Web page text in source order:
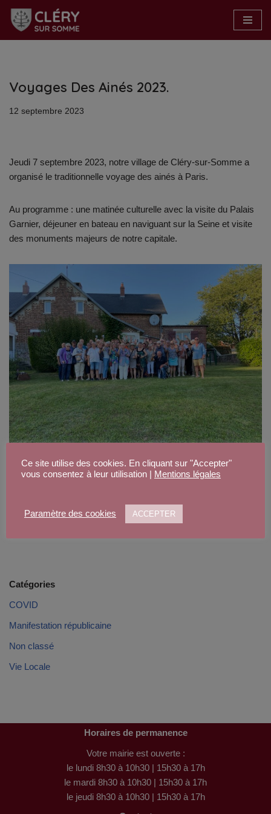
Aller
Voyages Des Ainés 2023.
12 septembre 2023
Jeudi 7 septembre 2023, notre village de Cléry-sur-Somme a
organisé le traditionnelle voyage des ainés à Paris.
Au programme : une matinée culturelle avec la visite du Palais
Garnier, déjeuner en bateau en naviguant sur la Seine et visite
des monuments majeurs de notre capitale.
Catégories
COVID
Manifestation républicaine
Non classé
Vie Locale
Horaires de permanence
Votre mairie est ouverte :
le lundi 8h30 à 10h30 | 15h30 à 17h
le mardi 8h30 à 10h30 | 15h30 à 17h
le jeudi 8h30 à 10h30 | 15h30 à 17h
Ce site utilise des cookies. En cliquant sur "Accepter"
vous consentez à leur utilisation |
Mentions légales
Paramètre des cookies ACCEPTER